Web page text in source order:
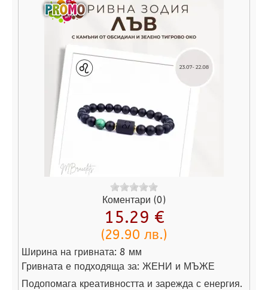
Коментари (0)
15.29 €
(29.90 лв.)
Ширина на гривната: 8 мм
Гривната е подходяща за: ЖЕНИ и МЪЖЕ
Подопомага креативността и зарежда с енергия.